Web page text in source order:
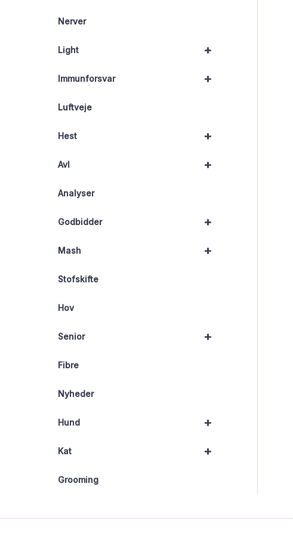
Nerver
+
Light
+
Immunforsvar
Luftveje
+
Hest
+
Avl
Analyser
+
Godbidder
+
Mash
Stofskifte
Hov
+
Senior
Fibre
Nyheder
+
Hund
+
Kat
Grooming